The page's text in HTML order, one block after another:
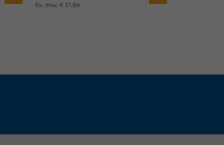
Ex. btw: € 51,64